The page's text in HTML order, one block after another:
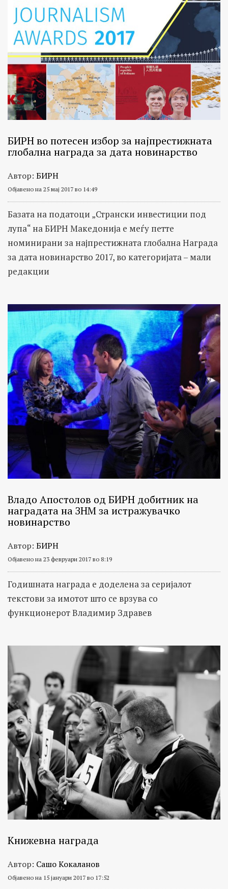
БИРН во потесен избор за најпрестижната
глобална награда за дата новинaрство
Автор: БИРН
Објавено на 25 мај 2017 во 14:49
Базата на податоци „Странски инвестиции под
лупа“ на БИРН Македонија е меѓу петте
номинирани за најпрестижната глобална Награда
за дата новинарство 2017, во категоријата – мали
редакции
Владо Апостолов од БИРН добитник на
наградата на ЗНМ за истражувачко
новинарство
Автор: БИРН
Објавено на 23 февруари 2017 во 8:19
Годишната награда е доделена за серијалот
текстови за имотот што се врзува со
функционерот Владимир Здравев
Книжевна награда
Автор: Сашо Кокаланов
Објавено на 15 јануари 2017 во 17:52